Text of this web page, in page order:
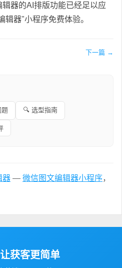
器的AI排版功能已经足以应
辑器"小程序免费体验。
下一篇 →
题 🔍 选型指南
器 — 微信图文编辑器小程序，
获客更简单